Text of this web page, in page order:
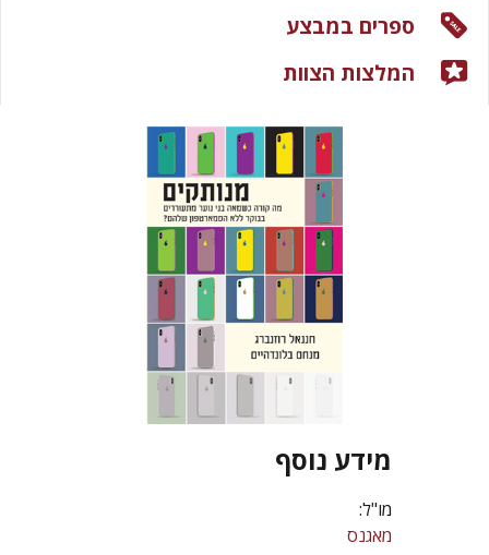
מידע נוסף
מו"ל:
מאגנס
ספרים במבצע
המלצות הצוות